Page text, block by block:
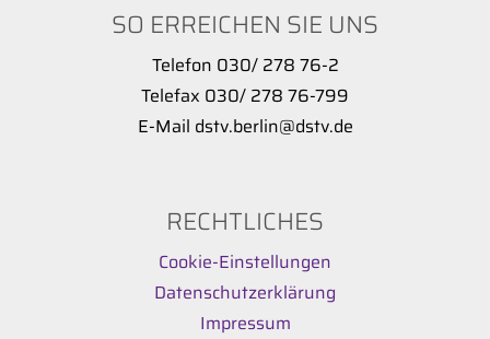
SO ERREICHEN SIE UNS
Telefon 030/ 278 76-2
Telefax 030/ 278 76-799
E-Mail dstv.berlin@dstv.de
RECHTLICHES
Cookie-Einstellungen
Datenschutzerklärung
Impressum